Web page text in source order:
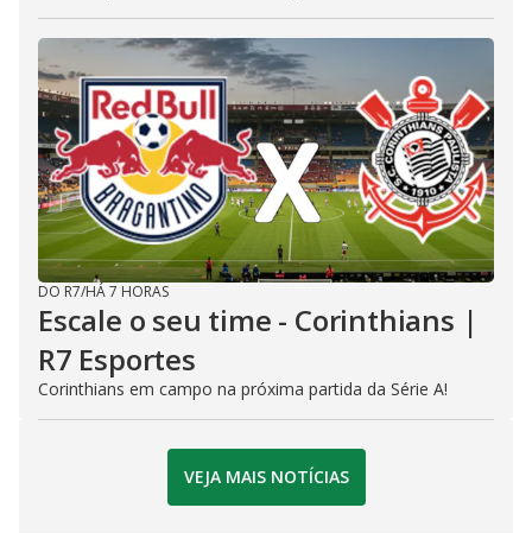
DO R7/HÁ 7 HORAS
Escale o seu time - Corinthians |
R7 Esportes
Corinthians em campo na próxima partida da Série A!
VEJA MAIS NOTÍCIAS